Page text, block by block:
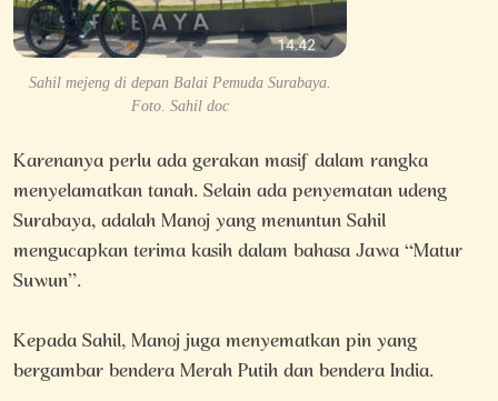
Sahil mejeng di depan Balai Pemuda Surabaya.
Foto. Sahil doc
Karenanya perlu ada gerakan masif dalam rangka
menyelamatkan tanah. Selain ada penyematan udeng
Surabaya, adalah Manoj yang menuntun Sahil
mengucapkan terima kasih dalam bahasa Jawa “Matur
Suwun”.
Kepada Sahil, Manoj juga menyematkan pin yang
bergambar bendera Merah Putih dan bendera India.